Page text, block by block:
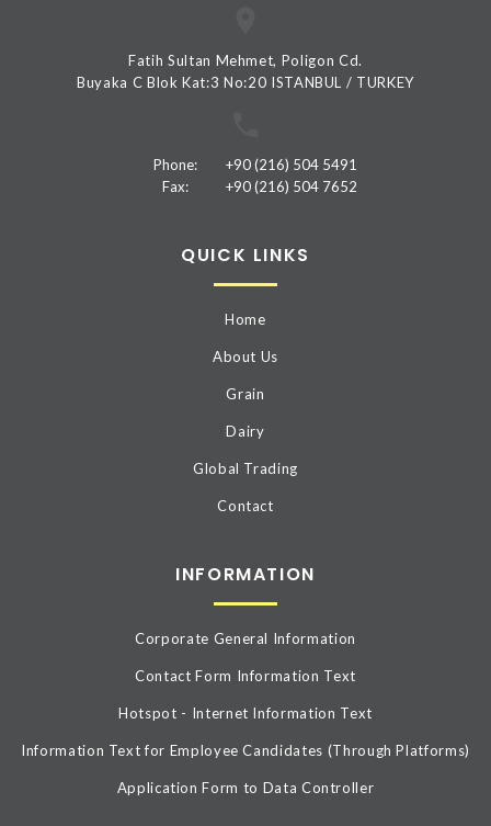
Fatih Sultan Mehmet, Poligon Cd.
Buyaka C Blok Kat:3 No:20 ISTANBUL / TURKEY
Phone:
+90 (216) 504 5491
Fax:
+90 (216) 504 7652
QUICK LINKS
Home
About Us
Grain
Dairy
Global Trading
Contact
INFORMATION
Corporate General Information
Contact Form Information Text
Hotspot - Internet Information Text
Information Text for Employee Candidates (Through Platforms)
Application Form to Data Controller